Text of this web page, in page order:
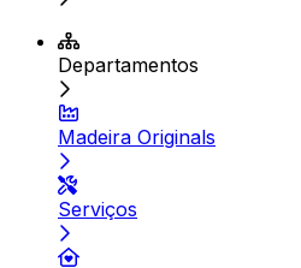
Departamentos
Madeira Originals
Serviços